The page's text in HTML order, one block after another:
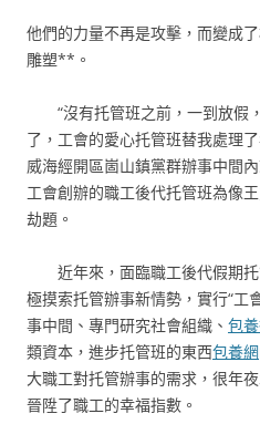
他們的力量不再是攻擊，而變成
雕塑**。
“沒有托管班之前，一到放假
了，工會的愛心托管班替我處理
威海經開區崮山鎮黨群辦事中間
工會創辦的職工後代托管班為像
劫題。
近年來，面臨職工後代假期
極摸索托管辦事新情勢，實行“工
事中間、專門研究社會組織、 包
類資本，進步托管班的東西包養網
大職工對托管辦事的需求，很年
晉陞了職工的幸福指數。